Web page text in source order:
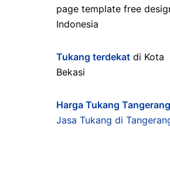
page template free
Indonesia
Tukang terdekatdi Kota
Bekasi
Harga Tukang Tangerang
Jasa Tukang di